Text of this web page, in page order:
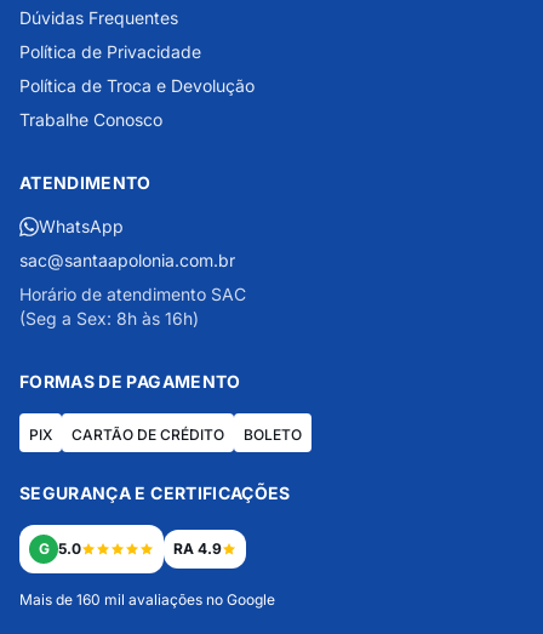
Dúvidas Frequentes
Política de Privacidade
Política de Troca e Devolução
Trabalhe Conosco
ATENDIMENTO
WhatsApp
sac@santaapolonia.com.br
Horário de atendimento SAC
(Seg a Sex: 8h às 16h)
FORMAS DE PAGAMENTO
PIX CARTÃO DE CRÉDITO BOLETO
SEGURANÇA E CERTIFICAÇÕES
G 5.0 RA 4.9
Mais de 160 mil avaliações no Google